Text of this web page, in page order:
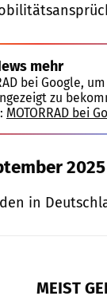
mehr
bei Google,
zu
MOTORRAD bei
2025
in
MEIST